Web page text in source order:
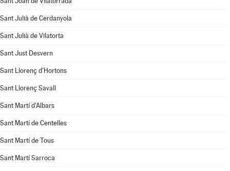
Sant Julià de Cerdanyola
Sant Julià de Vilatorta
Sant Just Desvern
Sant Llorenç d'Hortons
Sant Llorenç Savall
Sant Martí d'Albars
Sant Martí de Centelles
Sant Martí de Tous
Sant Martí Sarroca